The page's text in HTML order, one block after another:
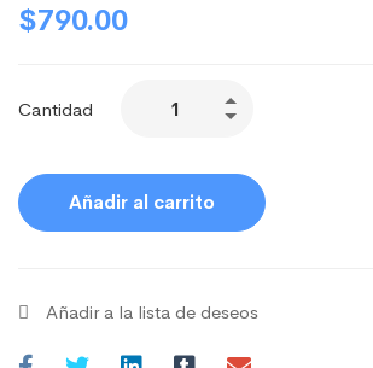
$790.00
Cantidad
Añadir al carrito
Añadir a la lista de deseos